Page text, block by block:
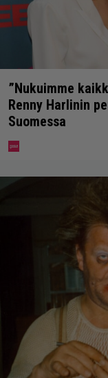
”Nukuimme
Renny Harlinin
Suomessa